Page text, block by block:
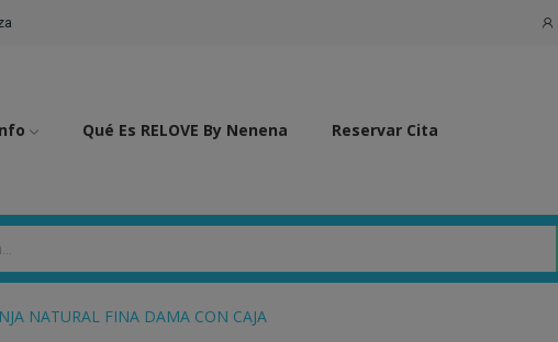
Qué Es RELOVE By Nenena Reservar Cita
NATURAL FINA DAMA CON CAJA